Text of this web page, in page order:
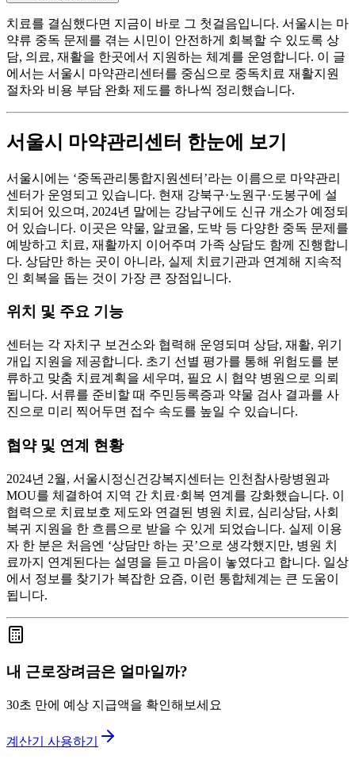
치료를 결심했다면 지금이 바로 그 첫걸음입니다. 서울시는 마
약류 중독 문제를 겪는 시민이 안전하게 회복할 수 있도록 상
담, 의료, 재활을 한곳에서 지원하는 체계를 운영합니다. 이 글
에서는 서울시 마약관리센터를 중심으로 중독치료 재활지원
절차와 비용 부담 완화 제도를 하나씩 정리했습니다.
서울시 마약관리센터 한눈에 보기
서울시에는 ‘중독관리통합지원센터’라는 이름으로 마약관리
센터가 운영되고 있습니다. 현재 강북구·노원구·도봉구에 설
치되어 있으며, 2024년 말에는 강남구에도 신규 개소가 예정되
어 있습니다. 이곳은 약물, 알코올, 도박 등 다양한 중독 문제를
예방하고 치료, 재활까지 이어주며 가족 상담도 함께 진행합니
다. 상담만 하는 곳이 아니라, 실제 치료기관과 연계해 지속적
인 회복을 돕는 것이 가장 큰 장점입니다.
위치 및 주요 기능
센터는 각 자치구 보건소와 협력해 운영되며 상담, 재활, 위기
개입 지원을 제공합니다. 초기 선별 평가를 통해 위험도를 분
류하고 맞춤 치료계획을 세우며, 필요 시 협약 병원으로 의뢰
됩니다. 서류를 준비할 때 주민등록증과 약물 검사 결과를 사
진으로 미리 찍어두면 접수 속도를 높일 수 있습니다.
협약 및 연계 현황
2024년 2월, 서울시정신건강복지센터는 인천참사랑병원과
MOU를 체결하여 지역 간 치료·회복 연계를 강화했습니다. 이
협력으로 치료보호 제도와 연결된 병원 치료, 심리상담, 사회
복귀 지원을 한 흐름으로 받을 수 있게 되었습니다. 실제 이용
자 한 분은 처음엔 ‘상담만 하는 곳’으로 생각했지만, 병원 치
료까지 연계된다는 설명을 듣고 마음이 놓였다고 합니다. 일상
에서 정보를 찾기가 복잡한 요즘, 이런 통합체계는 큰 도움이
됩니다.
내 근로장려금은 얼마일까?
30초 만에 예상 지급액을 확인해보세요
계산기 사용하기